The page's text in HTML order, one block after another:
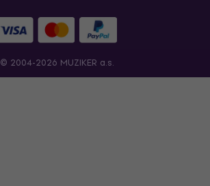
© 2004-2026 MUZIKER a.s.